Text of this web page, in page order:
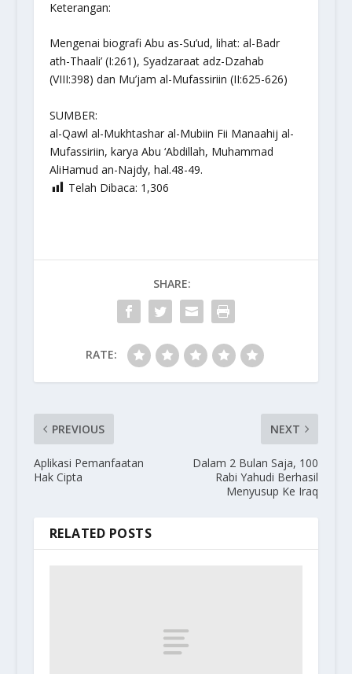
Keterangan:
Mengenai biografi Abu as-Su’ud, lihat: al-Badr
ath-Thaali’ (I:261), Syadzaraat adz-Dzahab
(VIII:398) dan Mu’jam al-Mufassiriin (II:625-626)
SUMBER:
al-Qawl al-Mukhtashar al-Mubiin Fii Manaahij al-
Mufassiriin, karya Abu ‘Abdillah, Muhammad
AliHamud an-Najdy, hal.48-49.
Telah Dibaca: 1,306
SHARE:
RATE:
PREVIOUS
Aplikasi Pemanfaatan
Hak Cipta
NEXT
Dalam 2 Bulan Saja, 100
Rabi Yahudi Berhasil
Menyusup Ke Iraq
RELATED POSTS